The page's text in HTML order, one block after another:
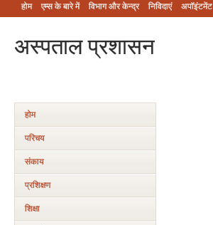
होम एम्‍स के बारे में विभाग और केन्‍द्र निविदाएं अपॉइंटमेंट
अस्‍पताल प्रशासन
होम
परिचय
संकाय
प्रशिक्षण
शिक्षा